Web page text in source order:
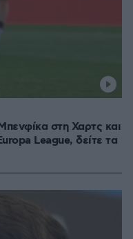
στη Χαρτς και
League, δείτε τα